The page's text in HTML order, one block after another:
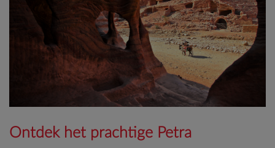
Ontdek het prachtige Petra